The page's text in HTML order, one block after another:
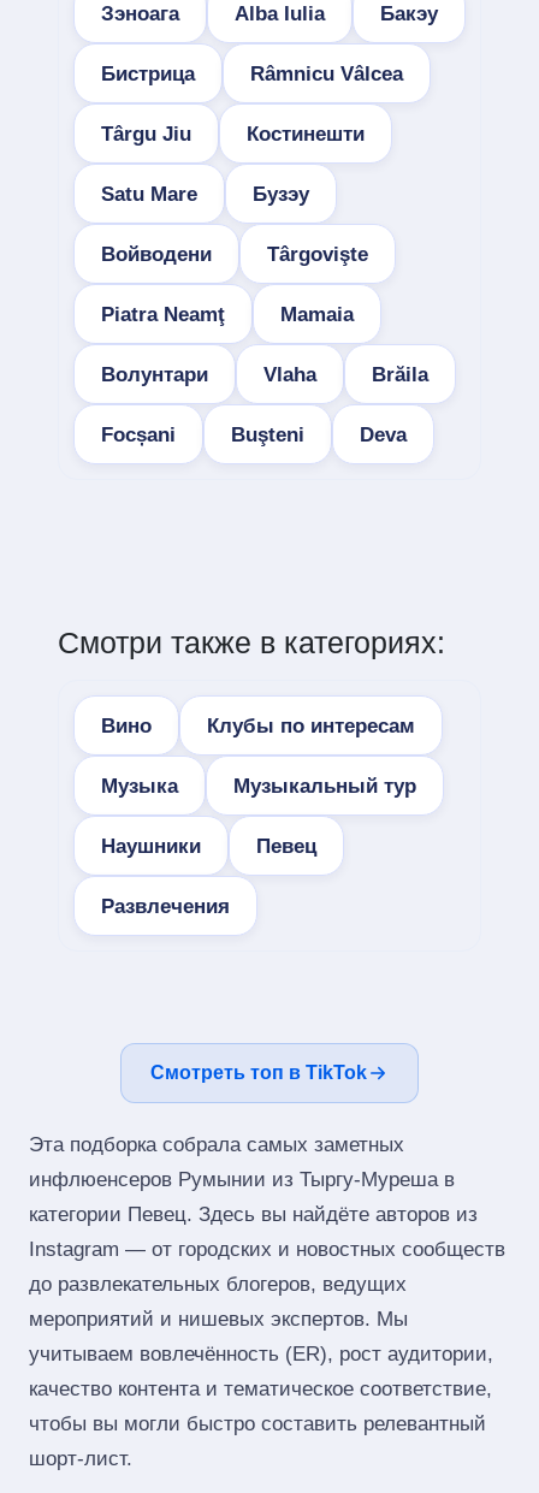
Зэноага Alba Iulia Бакэу
Бистрица Râmnicu Vâlcea
Târgu Jiu Костинешти
Satu Mare Бузэу
Войводени Târgovişte
Piatra Neamţ Mamaia
Волунтари Vlaha Brăila
Focșani Buşteni Deva
Смотри также в категориях:
Вино Клубы по интересам
Музыка Музыкальный тур
Наушники Певец
Развлечения
Смотреть топ в TikTok
Эта подборка собрала самых заметных
инфлюенсеров Румынии из Тыргу-Муреша в
категории Певец. Здесь вы найдёте авторов из
Instagram — от городских и новостных сообществ
до развлекательных блогеров, ведущих
мероприятий и нишевых экспертов. Мы
учитываем вовлечённость (ER), рост аудитории,
качество контента и тематическое соответствие,
чтобы вы могли быстро составить релевантный
шорт‑лист.